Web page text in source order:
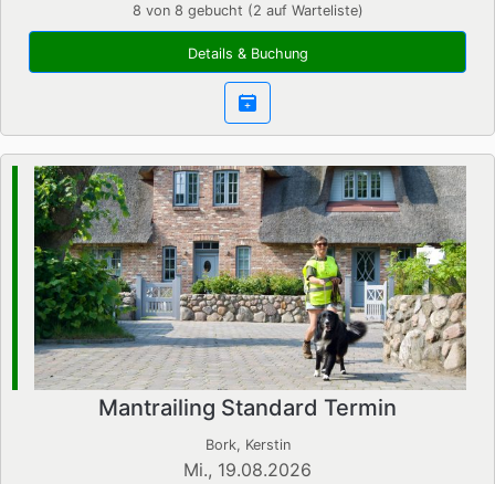
8 von 8 gebucht (2 auf Warteliste)
Details & Buchung
Mantrailing Standard Termin
Bork, Kerstin
Mi., 19.08.2026